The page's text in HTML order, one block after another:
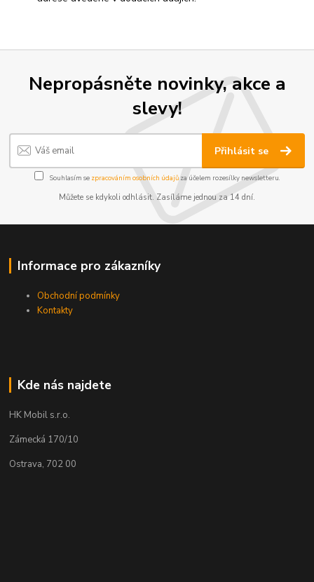
Nepropásněte novinky, akce a
slevy!
Přihlásit se
Souhlasím se zpracováním osobních údajůza účelem rozesílky newsletteru.
Můžete se kdykoli odhlásit. Zasíláme jednou za 14 dní.
Informace pro zákazníky
Obchodní podmínky
Kontakty
Kde nás najdete
HK Mobil s.r.o.
Zámecká 170/10
Ostrava, 702 00